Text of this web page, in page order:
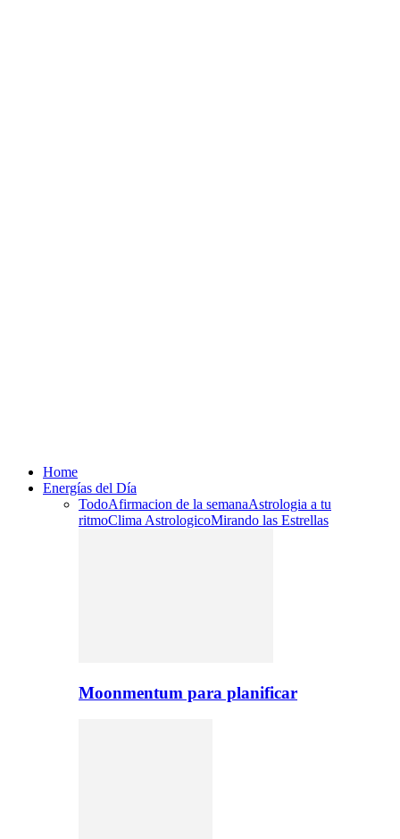
Home
Energías del Día
TodoAfirmacion de la semanaAstrologia a tu
ritmoClima AstrologicoMirando las Estrellas
Moonmentum para planificar